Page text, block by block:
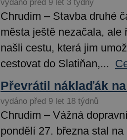
vydáno před 9 let 3 týdny
Chrudim – Stavba druhé
města ještě nezačala, ale
našli cestu, která jim
cestovat do Slatiňan,...
Převrátil náklaďák
vydáno před 9 let 18 týdnů
Chrudim – Vážná
pondělí 27. března stal